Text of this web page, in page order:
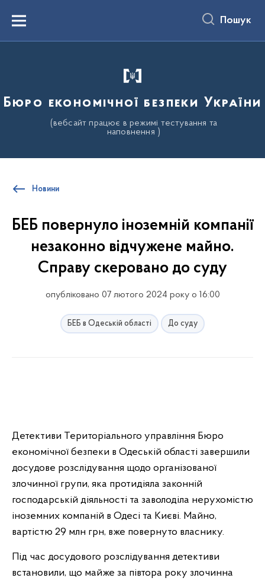
вмістуMenu Пошук
Бюро економічної безпеки України
(вебсайт працює в режимі тестування та
наповнення )
Новини
БЕБ повернуло іноземній компанії
незаконно відчужене майно.
Справу скеровано до суду
опубліковано 07 лютого 2024 року о 16:00
БЕБ в Одеській області До суду
Детективи Територіального управління Бюро
економічної безпеки в Одеській області завершили
досудове розслідування щодо організованої
злочинної групи, яка протидіяла законній
господарській діяльності та заволоділа нерухомістю
іноземних компаній в Одесі та Києві. Майно,
вартістю 29 млн грн, вже повернуто власнику.
Під час досудового розслідування детективи
встановили, що майже за півтора року злочинна